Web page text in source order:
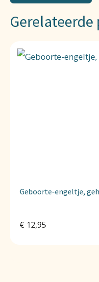
Geboorte-engeltje,
€ 12,95